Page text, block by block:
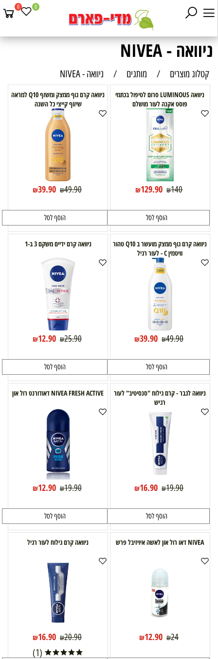
0 0
ניוואה - NIVEA
קטלוג מוצרים / מותגים / ניוואה - NIVEA
ניוואה LUMINOUS סרום לטיפול בכתמי
פוסט אקנה לעור מושלם
₪140
₪129.90
הוסף לסל
ניוואה קרם גוף ממצק ומשזף Q10 למראה
שיזוף קייצי כל השנה
₪49.90
₪39.90
הוסף לסל
ניוואה קרם גוף ממצק מועשר ב Q10 טהור
וויטמין C - לעור רגיל
₪49.90
₪39.90
הוסף לסל
ניוואה קרם ידיים משקם 3 ב-1
₪25.90
₪12.90
הוסף לסל
ניוואה לגבר - קרם גילוח "סנסיטיב" לעור
רגיש
₪19.90
₪16.90
הוסף לסל
NIVEA FRESH ACTIVE דאודורנט רול און
₪19.90
₪12.90
הוסף לסל
NIVEA דאו רול און לאשה איויזיבל פרש
₪24
₪12.90
ניוואה קרם גילוח לעור רגיל
₪20.90
₪16.90
(1)